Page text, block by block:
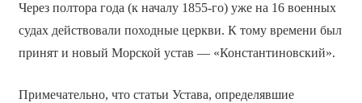
Через полтора года (к началу 1855-го) уже на 16 военных
судах действовали походные церкви. К тому времени был
принят и новый Морской устав — «Константиновский».
Примечательно, что статьи Устава, определявшие